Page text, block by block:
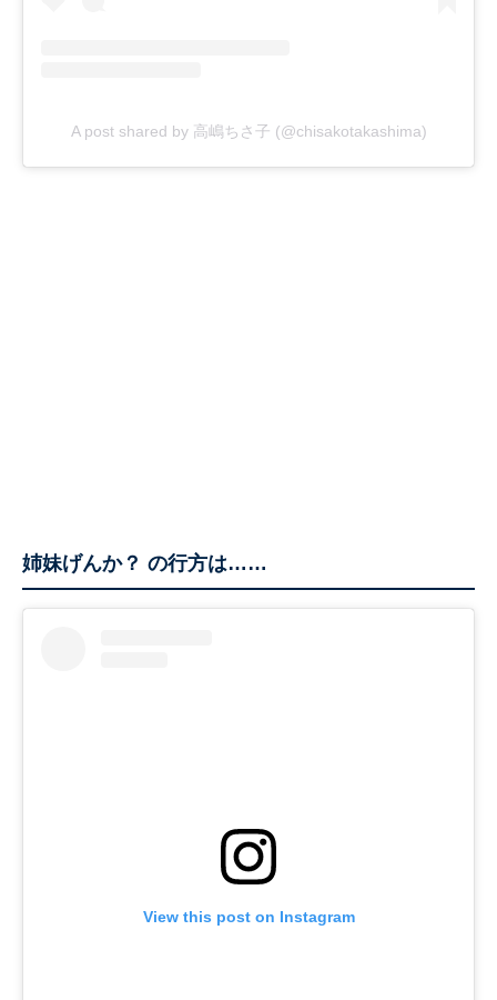
A post shared by 高嶋ちさ子 (@chisakotakashima)
姉妹げんか？ の行方は……
View this post on Instagram